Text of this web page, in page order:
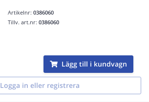
Artikelnr:0386060
Tillv. art.nr:0386060
Lägg till i kundvagn
Logga in eller registrera